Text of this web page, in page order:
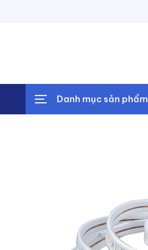
Danh mục sản phẩm